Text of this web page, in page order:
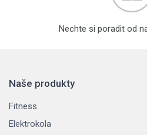
Nechte si poradit od
Naše produkty
Fitness
Elektrokola